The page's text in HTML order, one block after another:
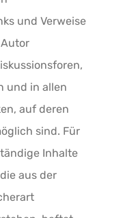
und Verweise
und in allen
auf deren
sind. Für
Inhalte
aus der